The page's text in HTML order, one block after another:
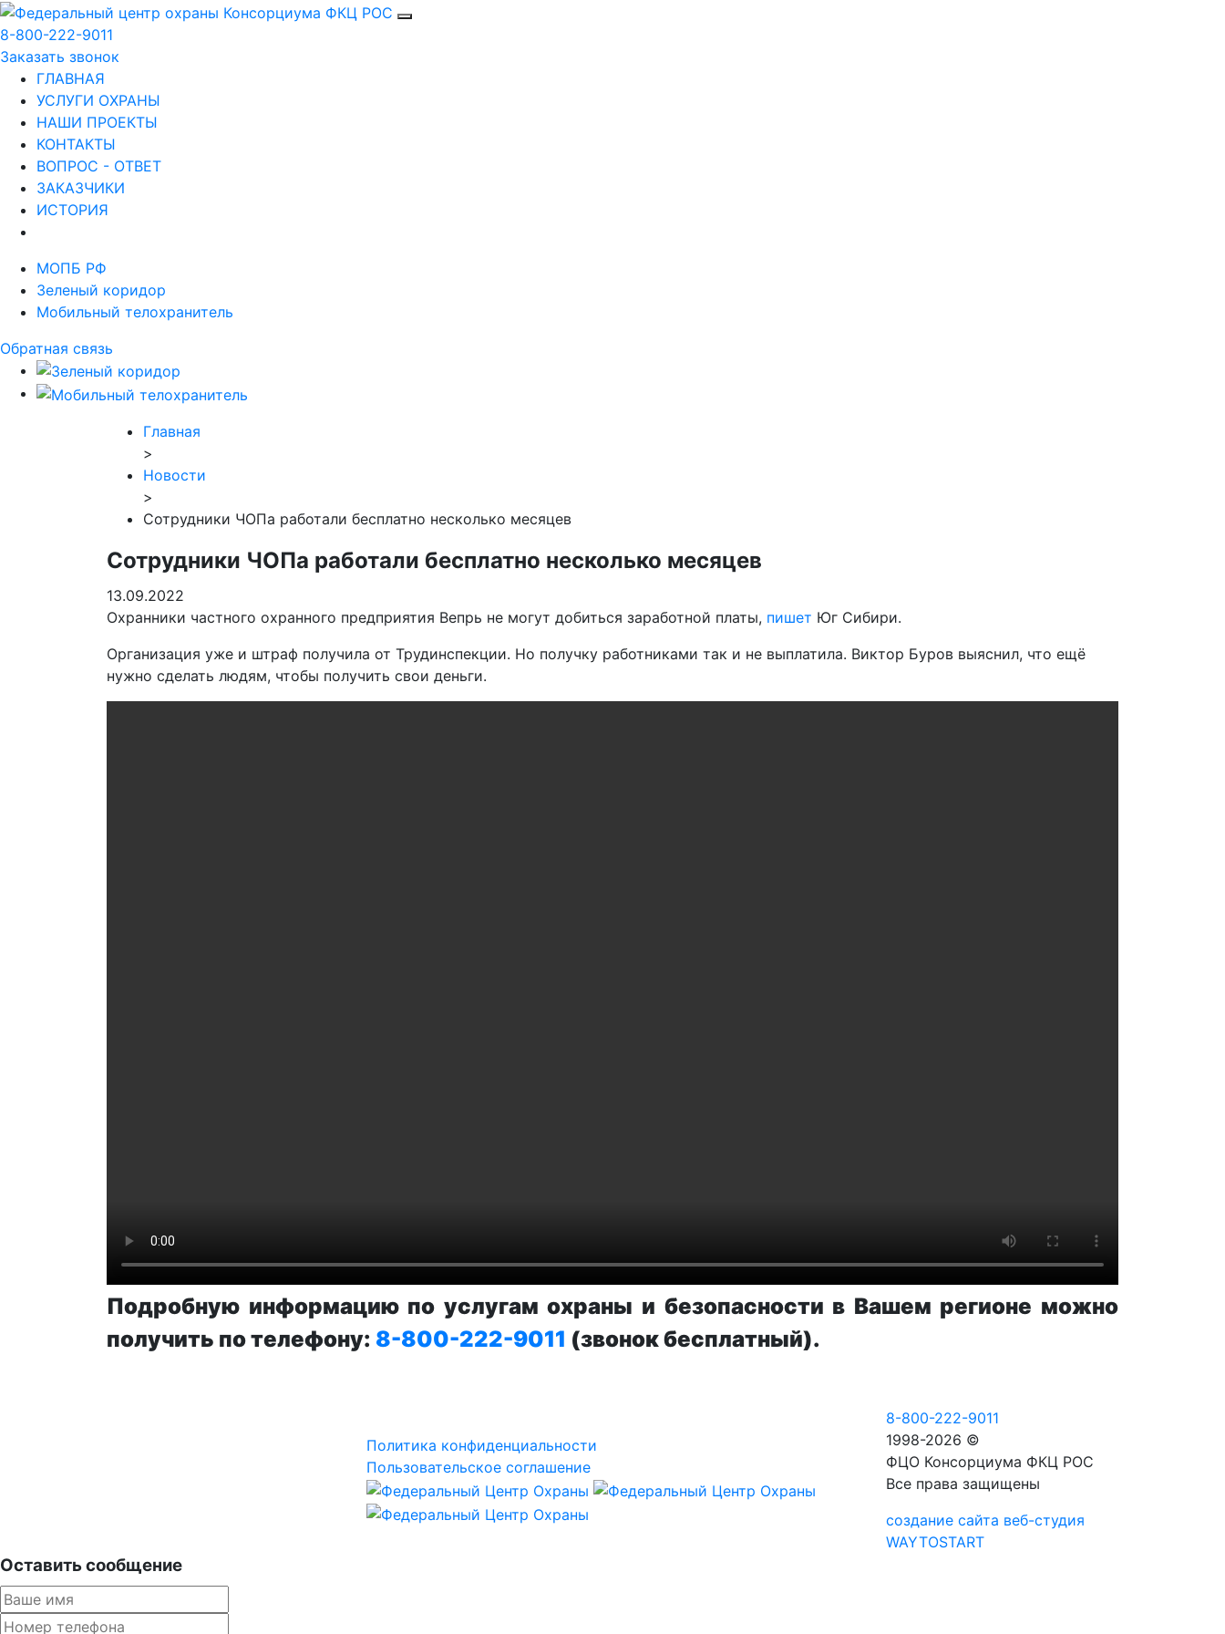
8-800-222-9011
Заказать звонок
ГЛАВНАЯ
УСЛУГИ ОХРАНЫ
НАШИ ПРОЕКТЫ
КОНТАКТЫ
ВОПРОС - ОТВЕТ
ЗАКАЗЧИКИ
ИСТОРИЯ
МОПБ РФ
Зеленый коридор
Мобильный телохранитель
Обратная связь
Главная
>
Новости
>
Сотрудники ЧОПа работали бесплатно несколько месяцев
Сотрудники ЧОПа работали бесплатно несколько месяцев
13.09.2022
Охранники частного охранного предприятия Вепрь не могут добиться заработной платы, пишет Юг Сибири.
Организация уже и штраф получила от Трудинспекции. Но получку работниками так и не выплатила. Виктор Буров выяснил, что ещё
нужно сделать людям, чтобы получить свои деньги.
Подробную информацию по услугам охраны и безопасности в Вашем регионе можно
получить по телефону: 8-800-222-9011 (звонок бесплатный).
Политика конфиденциальности
Пользовательское соглашение
8-800-222-9011
1998-2026 ©
ФЦО Консорциума ФКЦ РОС
Все права защищены
создание сайта веб-студия
WAYTOSTART
Оставить сообщение